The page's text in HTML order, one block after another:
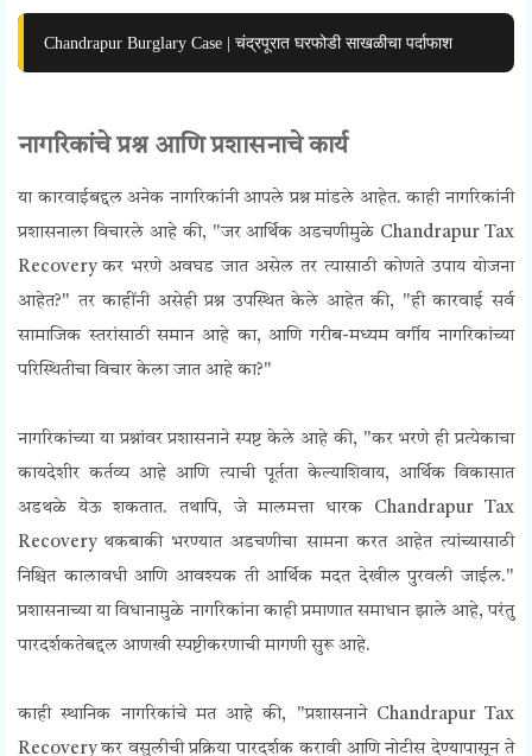
Chandrapur Burglary Case | चंद्रपूरात घरफोडी साखळीचा पर्दाफाश
नागरिकांचे प्रश्न आणि प्रशासनाचे कार्य
या कारवाईबद्दल अनेक नागरिकांनी आपले प्रश्न मांडले आहेत. काही नागरिकांनी
प्रशासनाला विचारले आहे की, "जर आर्थिक अडचणीमुळे Chandrapur Tax
Recovery कर भरणे अवघड जात असेल तर त्यासाठी कोणते उपाय योजना
आहेत?" तर काहींनी असेही प्रश्न उपस्थित केले आहेत की, "ही कारवाई सर्व
सामाजिक स्तरांसाठी समान आहे का, आणि गरीब-मध्यम वर्गीय नागरिकांच्या
परिस्थितीचा विचार केला जात आहे का?"
नागरिकांच्या या प्रश्नांवर प्रशासनाने स्पष्ट केले आहे की, "कर भरणे ही प्रत्येकाचा
कायदेशीर कर्तव्य आहे आणि त्याची पूर्तता केल्याशिवाय, आर्थिक विकासात
अडथळे येऊ शकतात. तथापि, जे मालमत्ता धारक Chandrapur Tax
Recovery थकबाकी भरण्यात अडचणीचा सामना करत आहेत त्यांच्यासाठी
निश्चित कालावधी आणि आवश्यक ती आर्थिक मदत देखील पुरवली जाईल."
प्रशासनाच्या या विधानामुळे नागरिकांना काही प्रमाणात समाधान झाले आहे, परंतु
पारदर्शकतेबद्दल आणखी स्पष्टीकरणाची मागणी सुरू आहे.
काहीस्थानिकनागरिकांचे मत आहे की, "प्रशासनाने Chandrapur Tax
Recovery कर वसुलीची प्रक्रिया पारदर्शक करावी आणि नोटीस देण्यापासून ते